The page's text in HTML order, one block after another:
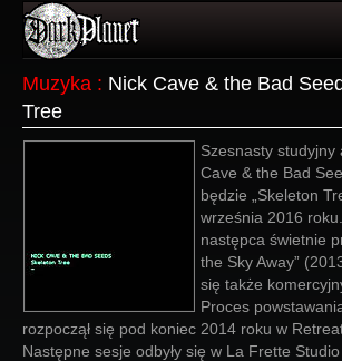
Login
Muzyka : Nick Cave & the Bad
Tree
Szesnasty studyjny
Cave & the Bad
będzie „Skeleton
września 2016
następca świetnie
the Sky Away”
się także
Proces
rozpoczął się pod koniec 2014 roku w
Następne sesje odbyły się w La Frette